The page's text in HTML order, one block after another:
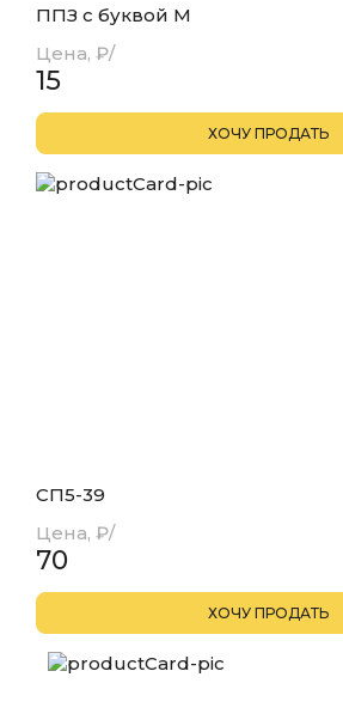
ППЗ с буквой М
Цена, ₽/
15
СП5-39
Цена, ₽/
70